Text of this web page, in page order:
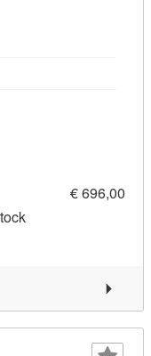
Microsoft Excel
€ 696,00